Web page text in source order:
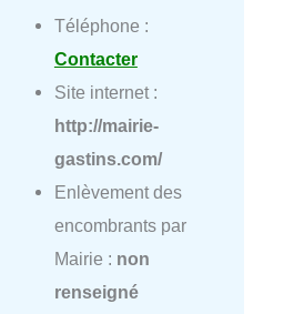
Téléphone :
Contacter
Site internet :
http://mairie-
gastins.com/
Enlèvement des
encombrants par
Mairie : non
renseigné